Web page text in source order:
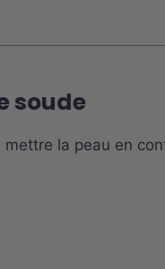
soude
la peau en